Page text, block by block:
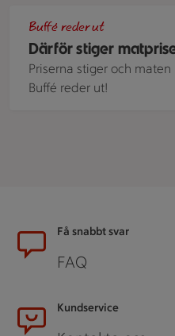
Därför stiger
Buffé reder ut
Priserna stiger och
Buffé reder ut!
SidfotFå snabbt svar
FAQ
Kundservice